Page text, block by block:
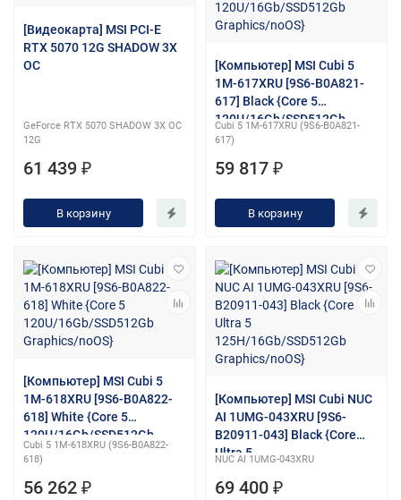
[Видеокарта] MSI PCI-E
RTX 5070 12G SHADOW 3X
OC
GeForce RTX 5070 SHADOW 3X OC
12G
61 439 ₽
В корзину
[Компьютер] MSI Cubi 5
1M-617XRU [9S6-B0A821-
617] Black {Core 5
120U/16Gb/SSD512Gb
Graphics/noOS}
Cubi 5 1M-617XRU (9S6-B0A821-
617)
59 817 ₽
В корзину
[Компьютер] MSI Cubi 5
1M-618XRU [9S6-B0A822-
618] White {Core 5
120U/16Gb/SSD512Gb
Graphics/noOS}
Cubi 5 1M-618XRU (9S6-B0A822-
618)
56 262 ₽
[Компьютер] MSI Cubi NUC
AI 1UMG-043XRU [9S6-
B20911-043] Black {Core
Ultra 5
Graphics/noOS}
NUC AI 1UMG-043XRU
69 400 ₽